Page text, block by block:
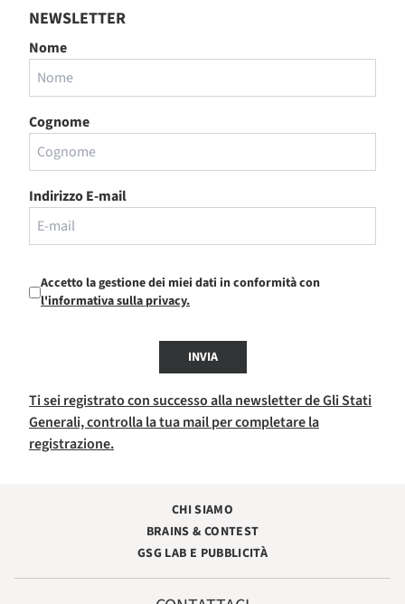
NEWSLETTER
Nome
Cognome
Indirizzo E-mail
Accetto la gestione dei miei dati in conformità con
l'informativa sulla privacy.
INVIA
Ti sei registrato con successo alla newsletter de Gli Stati
Generali, controlla la tua mail per completare la
registrazione.
CHI SIAMO
BRAINS & CONTEST
GSG LAB E PUBBLICITÀ